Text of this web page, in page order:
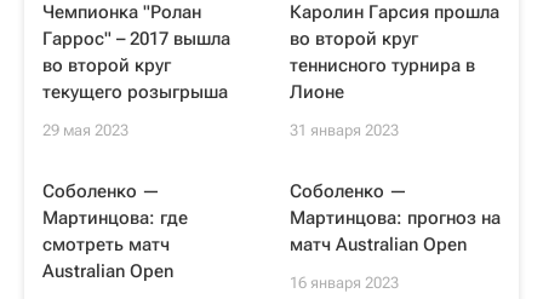
Чемпионка "Ролан
Гаррос" – 2017 вышла
во второй круг
текущего розыгрыша
29 мая 2023
Каролин Гарсия прошла
во второй круг
теннисного турнира в
Лионе
31 января 2023
Соболенко —
Мартинцова: где
смотреть матч
Australian Open
Соболенко —
Мартинцова: прогноз на
матч Australian Open
16 января 2023